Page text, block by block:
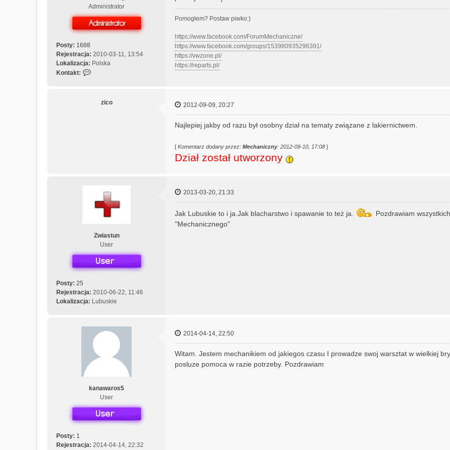
Administrator
Posty: 1688
Rejestracja: 2010-03-11, 13:54
Lokalizacja: Polska
Kontakt:
e
a
i
z
y
Pomogłem? Postaw piwko:)
https://www.facebook.com/ForumMechaniczne/
https://www.facebook.com/groups/153980935296391/
https://vwzone.pl/
https://reparts.pl/
zico 2012-09-09, 20:27
Najlepiej jakby od razu był osobny dział na tematy związane z lakiernictwem.
[ Komentarz dodany przez: Mechaniczny: 2012-09-10, 17:08 ]
Dział został utworzony
Zwiastun
User
Posty: 25
Rejestracja: 2010-06-22, 11:46
Lokalizacja: Lubuskie
2013-03-20, 21:33
Jak Lubuskie to i ja.Jak blacharstwo i spawanie to też ja.
Pozdrawiam
"Mechanicznego"
kanawaros5
User
Posty: 1
Rejestracja: 2014-04-14, 22:32
2014-04-14, 22:50
Witam. Jestem mechanikiem od jakiegos czasu I prowadze swoj warsztat w wielkiej
posluze pomoca w razie potrzeby. Pozdrawiam